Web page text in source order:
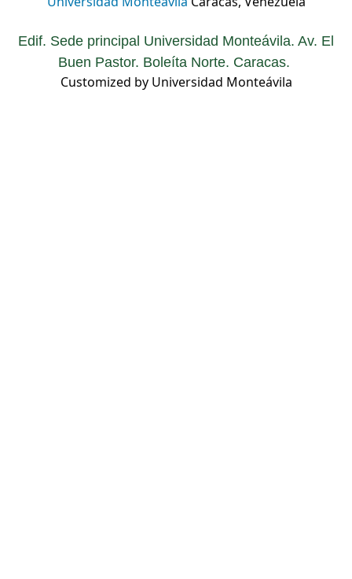
Edif. Sede principal Universidad Monteávila. Av. El
Buen Pastor. Boleíta Norte. Caracas.
Customized by Universidad Monteávila